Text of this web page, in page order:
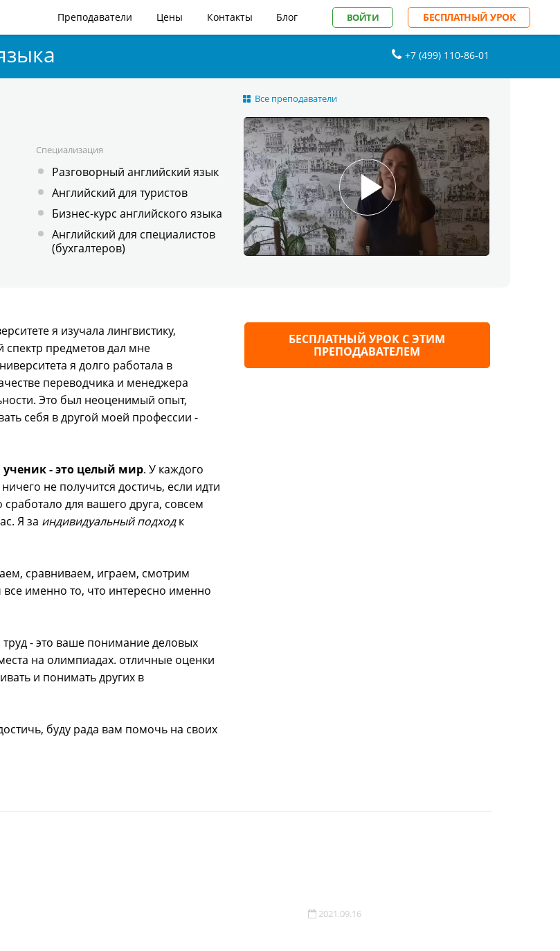
БЕСПЛАТНЫЙ УРОК
ВОЙТИ
Преподаватели Цены Контакты Блог
+7 (499) 110-86-01
Все преподаватели
Специализация
Разговорный английский язык
Английский для туристов
Бизнес-курс английского языка
Английский для специалистов
(бухгалтеров)
я изучала лингвистику,
спектр предметов дал мне
я долго работала в
переводчика и менеджера
Это был неоценимый опыт,
себя в другой моей профессии -
- это целый мир. У каждого
не получится достичь, если идти
для вашего друга, совсем
Я за индивидуальный подходк
сравниваем, играем, смотрим
именно то, что интересно именно
- это ваше понимание деловых
на олимпиадах. отличные оценки
и понимать других в
буду рада вам помочь на своих
БЕСПЛАТНЫЙ УРОК С ЭТИМ
ПРЕПОДАВАТЕЛЕМ
2021.09.16